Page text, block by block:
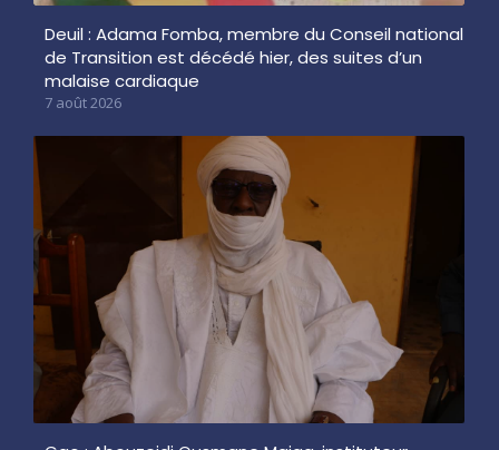
Deuil : Adama Fomba, membre du Conseil national
de Transition est décédé hier, des suites d’un
malaise cardiaque
7 août 2026